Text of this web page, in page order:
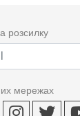
розсилку
мережах